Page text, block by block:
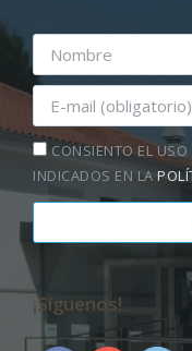
CONSIENTO EL
INDICADOS EN LA
¡Síguenos!